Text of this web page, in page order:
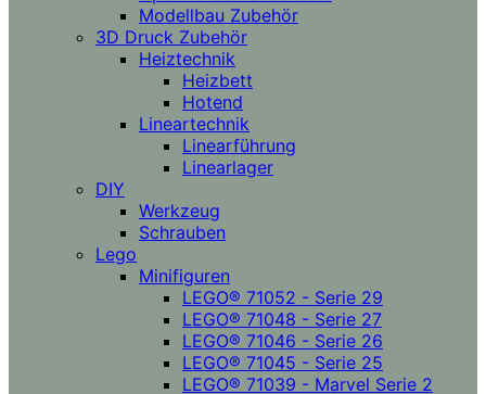
Modellbau Zubehör
3D Druck Zubehör
Heiztechnik
Heizbett
Hotend
Lineartechnik
Linearführung
Linearlager
DIY
Werkzeug
Schrauben
Lego
Minifiguren
LEGO® 71052 - Serie 29
LEGO® 71048 - Serie 27
LEGO® 71046 - Serie 26
LEGO® 71045 - Serie 25
LEGO® 71039 - Marvel Serie 2